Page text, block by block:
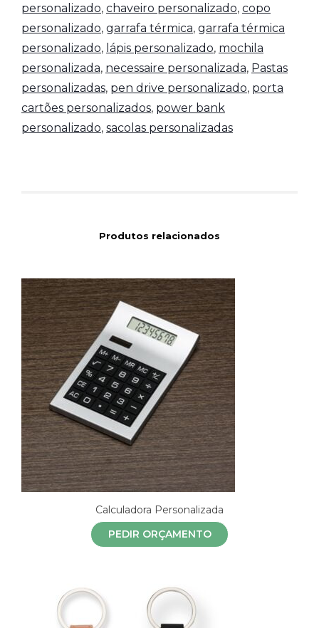
personalizado, chaveiro personalizado, copo
personalizado, garrafa térmica, garrafa térmica
personalizado, lápis personalizado, mochila
personalizada, necessaire personalizada, Pastas
personalizadas, pen drive personalizado, porta
cartões personalizados, power bank
personalizado, sacolas personalizadas
Produtos relacionados
Calculadora Personalizada
PEDIR ORÇAMENTO